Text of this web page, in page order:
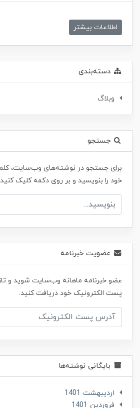
اطلاعات بیشتر
دسته‌بندی
وبلاگ
جستجو
برای جستجو در نوشته‌های وب‌سایت،
خود را بنویسید و بر روی دکمه کلیک
عضویت خبرنامه
عضو خبرنامه ماهانه وب‌سایت شوید و
پست الکترونیک خود دریافت کنید.
بایگانی نوشته‌ها
ارديبهشت 1401
فروردین 1401